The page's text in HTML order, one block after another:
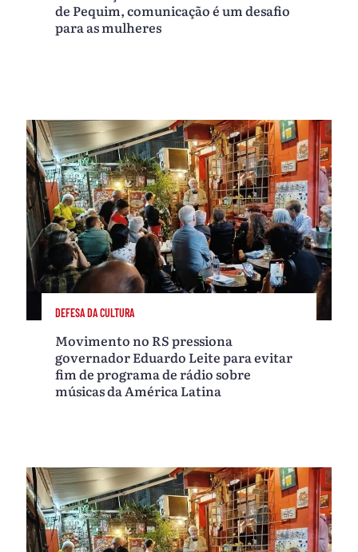
de Pequim, comunicação é um desafio
para as mulheres
DEFESA DA CULTURA
Movimento no RS pressiona
governador Eduardo Leite para evitar
fim de programa de rádio sobre
músicas da América Latina